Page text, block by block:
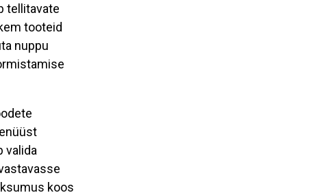
tellitavate
tooteid
nuppu
valida
koos